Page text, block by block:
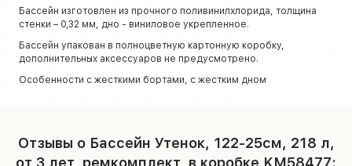
Бассейн изготовлен из прочного поливинилхлорида, толщина
стенки – 0,32 мм, дно - виниловое укрепленное.
Бассейн упакован в полноцветную картонную коробку,
дополнительных аксессуаров не предусмотрено.
Особенности с жесткими бортами, с жестким дном
Отзывы о Бассейн Утенок, 122-25см, 218 л,
от 3 лет, ремкомплект, в коробке KM58477: